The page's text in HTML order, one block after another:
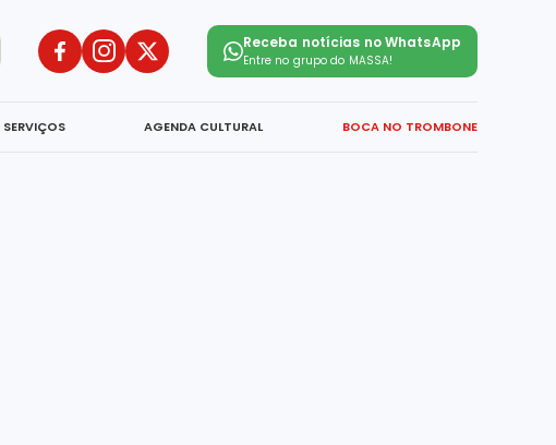
Receba notícias no WhatsApp
Entre no grupo do MASSA!
SERVIÇOS AGENDA CULTURAL BOCA NO TROMBONE